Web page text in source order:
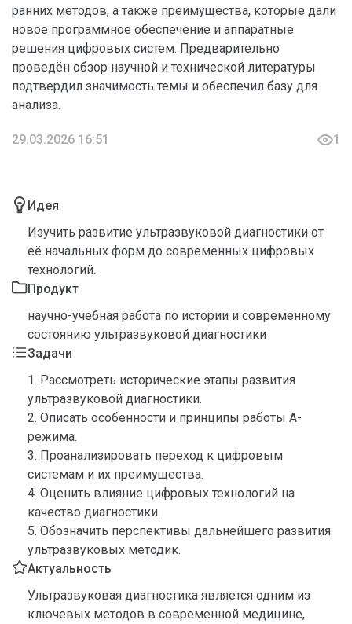
ранних методов, а также преимущества, которые дали
новое программное обеспечение и аппаратные
решения цифровых систем. Предварительно
проведён обзор научной и технической литературы
подтвердил значимость темы и обеспечил базу для
анализа.
29.03.2026 16:51 1
Идея
Изучить развитие ультразвуковой диагностики от
её начальных форм до современных цифровых
технологий.
Продукт
научно-учебная работа по истории и современному
состоянию ультразвуковой диагностики
Задачи
1. Рассмотреть исторические этапы развития
ультразвуковой диагностики.
2. Описать особенности и принципы работы А-
режима.
3. Проанализировать переход к цифровым
системам и их преимущества.
4. Оценить влияние цифровых технологий на
качество диагностики.
5. Обозначить перспективы дальнейшего развития
ультразвуковых методик.
Актуальность
Ультразвуковая диагностика является одним из
ключевых методов в современной медицине,